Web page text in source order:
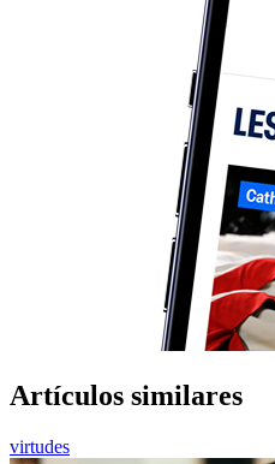
Artículos similares
virtudes